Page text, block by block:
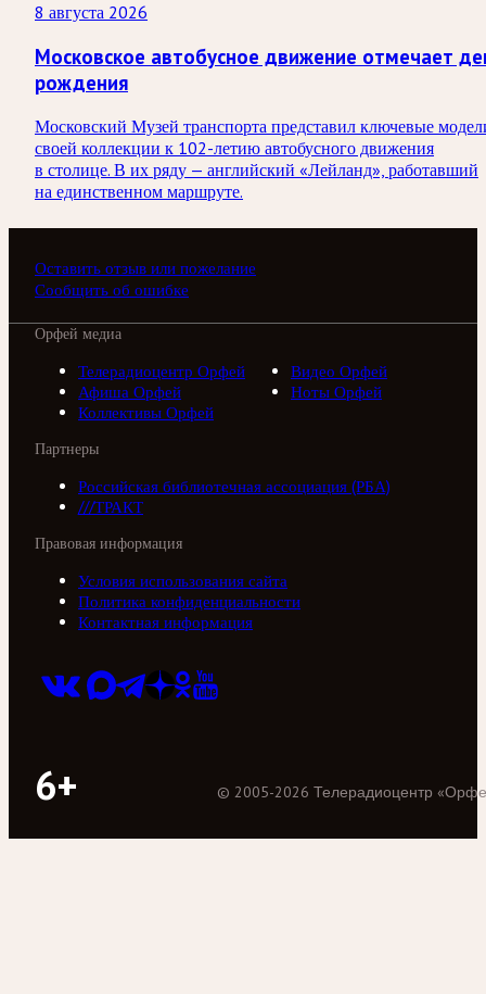
8 августа 2026
Московское автобусное движение отмечает
рождения
Московский Музей транспорта представил ключевые
своей коллекции к 102-летию автобусного движения
в столице. В их ряду — английский «Лейланд», работавший
на единственном маршруте.
Оставить отзыв или пожелание
Сообщить об ошибке
Орфей медиа
Телерадиоцентр Орфей
Видео Орфей
Афиша Орфей
Ноты Орфей
Коллективы Орфей
Партнеры
Российская библиотечная ассоциация (РБА)
///ТРАКТ
Правовая информация
Условия использования сайта
Политика конфиденциальности
Контактная информация
6+ © 2005-2026 Телерадиоцентр